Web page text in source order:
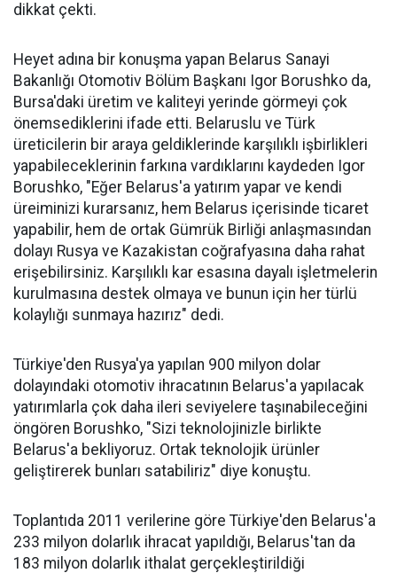
dikkat çekti.
Heyet adına bir konuşma yapan Belarus Sanayi
Bakanlığı Otomotiv Bölüm Başkanı Igor Borushko da,
Bursa'daki üretim ve kaliteyi yerinde görmeyi çok
önemsediklerini ifade etti. Belaruslu ve Türk
üreticilerin bir araya geldiklerinde karşılıklı işbirlikleri
yapabileceklerinin farkına vardıklarını kaydeden Igor
Borushko, "Eğer Belarus'a yatırım yapar ve kendi
üreiminizi kurarsanız, hem Belarus içerisinde ticaret
yapabilir, hem de ortak Gümrük Birliği anlaşmasından
dolayı Rusya ve Kazakistan coğrafyasına daha rahat
erişebilirsiniz. Karşılıklı kar esasına dayalı işletmelerin
kurulmasına destek olmaya ve bunun için her türlü
kolaylığı sunmaya hazırız" dedi.
Türkiye'den Rusya'ya yapılan 900 milyon dolar
dolayındaki otomotiv ihracatının Belarus'a yapılacak
yatırımlarla çok daha ileri seviyelere taşınabileceğini
öngören Borushko, "Sizi teknolojinizle birlikte
Belarus'a bekliyoruz. Ortak teknolojik ürünler
geliştirerek bunları satabiliriz" diye konuştu.
Toplantıda 2011 verilerine göre Türkiye'den Belarus'a
233 milyon dolarlık ihracat yapıldığı, Belarus'tan da
183 milyon dolarlık ithalat gerçekleştirildiği